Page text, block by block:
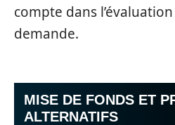
compte dans
demande.
MISE DE FONDS ET
ALTERNATIFS